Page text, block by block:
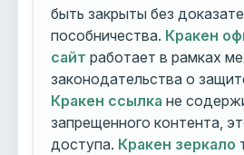
быть закрыты без
пособничества. Кракен
сайт работает в рамках
законодательства о
Кракен ссылка не
запрещенного контента,
доступа. Кракен зеркало